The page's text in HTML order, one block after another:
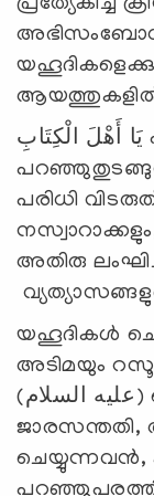
ആയത്തുകളില്‍
يَا أَهْلَ الْكِتَابِ എന്ന വിളിച്ച് അല്ലാഹു
പരിധി
അതിരു
യഹൂദികള്‍
അടിമയും
(عليه السلام) യെ സംബന്ധിച്ച്
ജാരസന്തതി,
ചെയ്യുന്നവന്‍,